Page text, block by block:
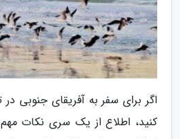
اگر برای سفر به آفریقای جنوبی
کنید، اطلاع از یک سری نکات